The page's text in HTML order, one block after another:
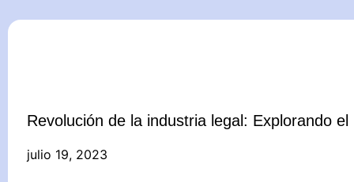
Revolución de la industria legal: Explorando
julio 19, 2023